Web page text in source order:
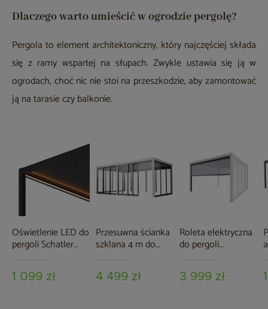
Dlaczego warto umieścić w ogrodzie pergolę?
Pergola to element architektoniczny, który najczęściej składa
się z ramy wspartej na słupach. Zwykle ustawia się ją w
ogrodach, choć nic nie stoi na przeszkodzie, aby zamontować
ją na tarasie czy balkonie.
Oświetlenie LED do
pergoli Schatler
1 099 zł
Przesuwna ścianka
szklana 4 m do
Modern Alu
4 499 zł
Roleta elektryczna
do pergoli
Nova Lux Alu 4 m
3 999 zł